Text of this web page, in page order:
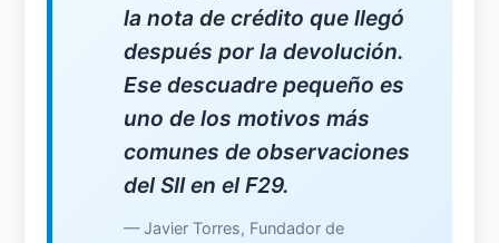
la nota de crédito que llegó
después por la devolución.
Ese descuadre pequeño es
uno de los motivos más
comunes de observaciones
del SII en el F29.
— Javier Torres, Fundador de